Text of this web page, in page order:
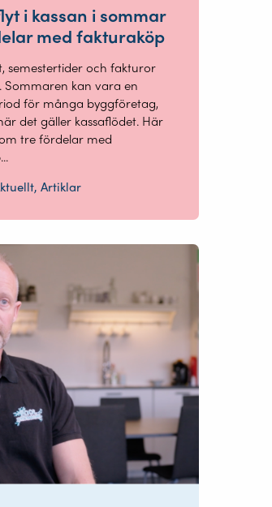
i kassan i sommar
med fakturaköp
semestertider och fakturor
Sommaren kan vara en
för många byggföretag,
det gäller kassaflödet. Här
tre fördelar med
Artiklar